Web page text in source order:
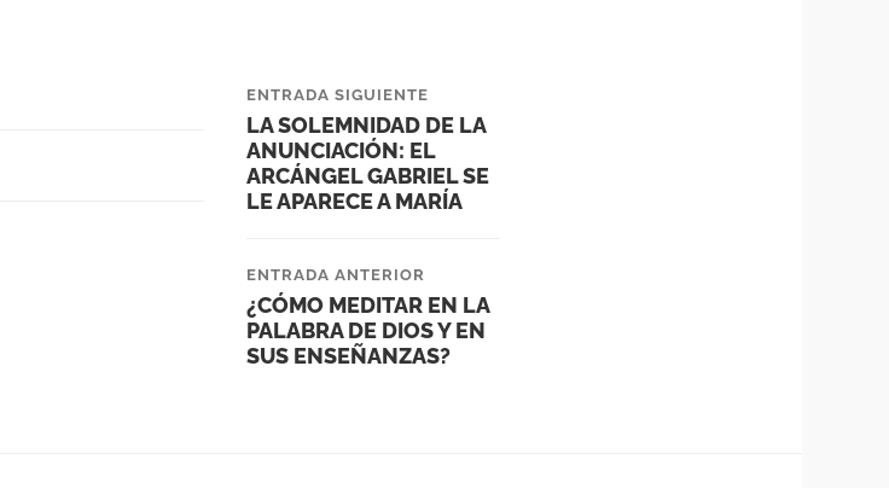
ENTRADA SIGUIENTE
LA SOLEMNIDAD DE LA
ANUNCIACIÓN: EL
ARCÁNGEL GABRIEL SE
LE APARECE A MARÍA
ENTRADA ANTERIOR
¿CÓMO MEDITAR EN LA
PALABRA DE DIOS Y EN
SUS ENSEÑANZAS?